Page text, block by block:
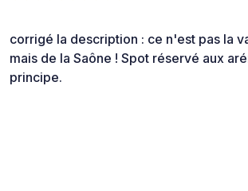
corrigé la description : ce n'est pas la
mais de la Saône ! Spot réservé aux
principe.